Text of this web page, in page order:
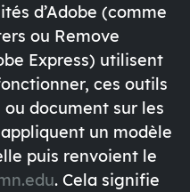
d’Adobe (comme
ou Remove
Express) utilisent
ces outils
document sur les
un modèle
puis renvoient le
. Cela signifie